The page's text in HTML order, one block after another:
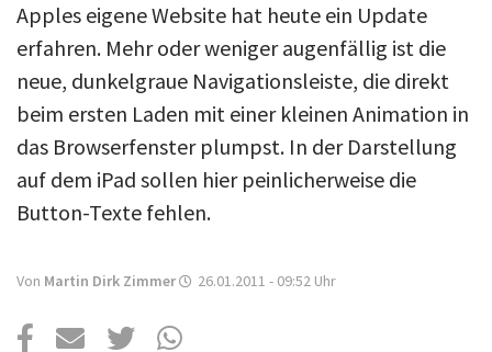
iPad
Tests
Tipps
Magazine
Über uns
Apples eigene Website hat heute ein Update
erfahren. Mehr oder weniger augenfällig ist die
neue, dunkelgraue Navigationsleiste, die direkt
beim ersten Laden mit einer kleinen Animation in
das Browserfenster plumpst. In der Darstellung
auf dem iPad sollen hier peinlicherweise die
Button-Texte fehlen.
Von Martin Dirk Zimmer 26.01.2011 - 09:52 Uhr